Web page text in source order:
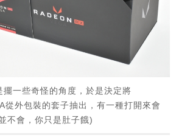
擺一些奇怪的角度，於是決定將
從外包裝的套子抽出，有一種打開來會
不會，你只是肚子餓)